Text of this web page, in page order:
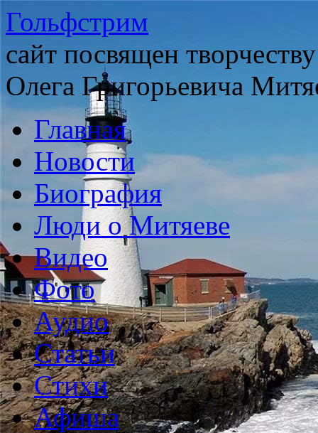
Гольфстрим
сайт посвящен
Олега Григорьевича
Главная
Новости
Биография
Люди о Митяеве
Видео
Фото
Аудио
Статьи
Стихи
Афиша